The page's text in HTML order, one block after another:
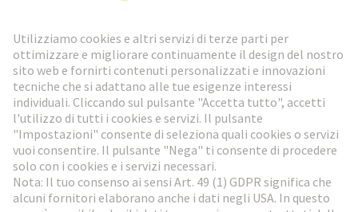
Vai al registrazione
Social Media